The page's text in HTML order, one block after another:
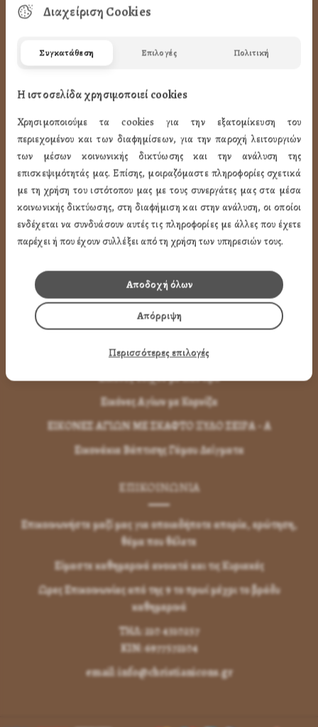
Πως Μπορώ να παραγγείλω
Μεταφορικά & Αντικαταβολή
Πως Ακυρώνω η Αλλάζω την Παραγγελία
LINK
ΤΑ ΠΡΟΪΟΝΤΑ ΜΑΣ
Εικόνες Αγίων
Εικόνες Παναγίας
Εικόνες Παραστάσεων
Μπομπονιέρες Βάπτισης
Μπρελόκ Μέ Αγίους
Εικόνες με Φύλλα Χρυσού
Εικόνες Τοίχου με Καντήλι
Εικόνες Αγίων με Κορνίζα
ΕΙΚΟΝΕΣ ΑΓΙΩΝ ΜΕ ΣΚΑΦΤΟ ΞΥΛΟ ΣΕΙΡΑ - Α
Εικονάκια Βάπτισης Γάμου Δείγματα
ΕΠΙΚΟΙΝΩΝΊΑ
Επικοινωνήστε μαζί μας για οποιαδήποτε απορία, ερώτηση,
θέμα που θέλετε
Είμαστε καθημερινά ανοικτά και τις Κυριακές
Ωρες Επικοινωνίας από της 9 το πρωί μέχρι το βράδυ
καθημερινά
ΤΗΛ: 210 4310257
KIN: 6977572104
email: info@christianicons.gr
Διαχείριση Cookies
Συγκατάθεση Επιλογές Πολιτική
Η ιστοσελίδα χρησιμοποιεί cookies
Χρησιμοποιούμε τα cookies για την εξατομίκευση του
περιεχομένου και των διαφημίσεων, για την παροχή λειτουργιών
των μέσων κοινωνικής δικτύωσης και την ανάλυση της
επισκεψιμότητάς μας. Επίσης, μοιραζόμαστε πληροφορίες σχετικά
με τη χρήση του ιστότοπου μας με τους συνεργάτες μας στα μέσα
κοινωνικής δικτύωσης, στη διαφήμιση και στην ανάλυση, οι οποίοι
ενδέχεται να συνδυάσουν αυτές τις πληροφορίες με άλλες που έχετε
παρέχει ή που έχουν συλλέξει από τη χρήση των υπηρεσιών τους.
Απόρριψη
Αποδοχή όλων
Περισσότερες επιλογές